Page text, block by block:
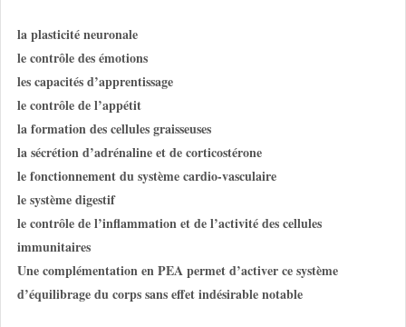
la plasticité neuronale
le contrôle des émotions
les capacités d’apprentissage
le contrôle de l’appétit
la formation des cellules graisseuses
la sécrétion d’adrénaline et de corticostérone
le fonctionnement du système cardio-vasculaire
le système digestif
le contrôle de l’inflammation et de l’activité des cellules
immunitaires
Une complémentation en PEA permet d’activer ce système
d’équilibrage du corps sans effet indésirable notable